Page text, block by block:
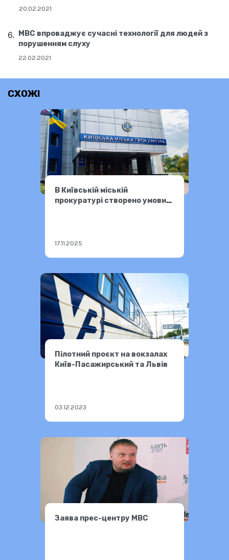
20.02.2021
МВС впроваджує сучасні технології для людей з
порушенням слуху
22.02.2021
СХОЖІ
В Київській міській
прокуратурі створено умови
17.11.2025
Пілотний проєкт на вокзалах
Київ-Пасажирський та Львів
03.12.2023
Заява прес-центру МВС